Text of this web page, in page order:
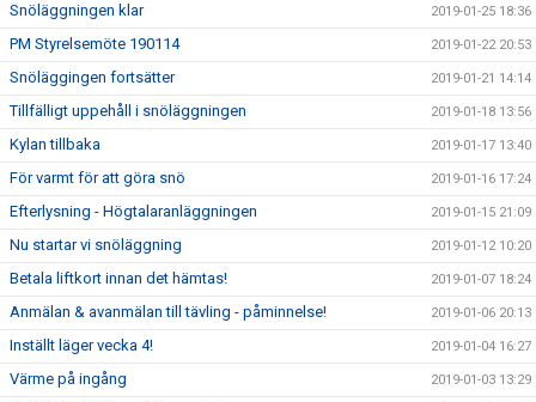
Snöläggningen klar 2019-01-25 18:36
PM Styrelsemöte 190114 2019-01-22 20:53
Snöläggingen fortsätter 2019-01-21 14:14
Tillfälligt uppehåll i snöläggningen 2019-01-18 13:56
Kylan tillbaka 2019-01-17 13:40
För varmt för att göra snö 2019-01-16 17:24
Efterlysning - Högtalaranläggningen 2019-01-15 21:09
Nu startar vi snöläggning 2019-01-12 10:20
Betala liftkort innan det hämtas! 2019-01-07 18:24
Anmälan & avanmälan till tävling - påminnelse! 2019-01-06 20:13
Inställt läger vecka 4! 2019-01-04 16:27
Värme på ingång 2019-01-03 13:29